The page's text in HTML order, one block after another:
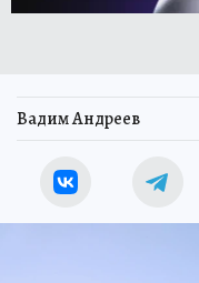
Вадим Андреев